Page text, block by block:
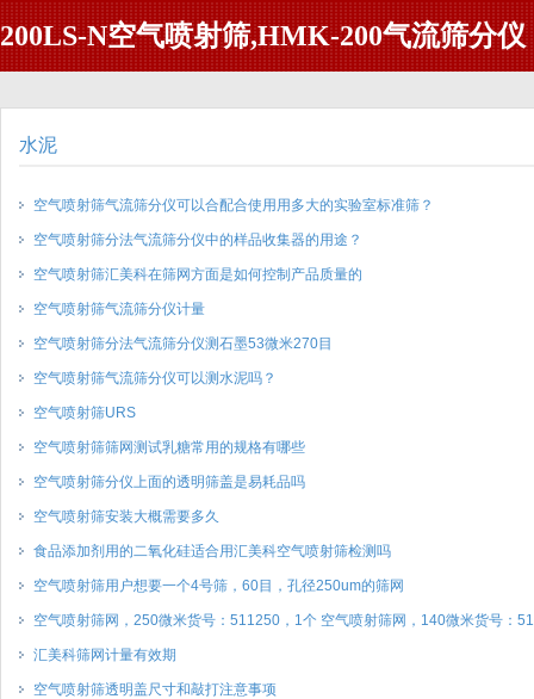
200LS-N空气喷射筛,HMK-200气流筛分仪
水泥
空气喷射筛气流筛分仪可以合配合使用用多大的实验室标准筛？
空气喷射筛分法气流筛分仪中的样品收集器的用途？
空气喷射筛汇美科在筛网方面是如何控制产品质量的
空气喷射筛气流筛分仪计量
空气喷射筛分法气流筛分仪测石墨53微米270目
空气喷射筛气流筛分仪可以测水泥吗？
空气喷射筛URS
空气喷射筛筛网测试乳糖常用的规格有哪些
空气喷射筛分仪上面的透明筛盖是易耗品吗
空气喷射筛安装大概需要多久
食品添加剂用的二氧化硅适合用汇美科空气喷射筛检测吗
空气喷射筛用户想要一个4号筛，60目，孔径250um的筛网
空气喷射筛网，250微米货号：511250，1个 空气喷射筛网，140微米货号：
汇美科筛网计量有效期
空气喷射筛透明盖尺寸和敲打注意事项